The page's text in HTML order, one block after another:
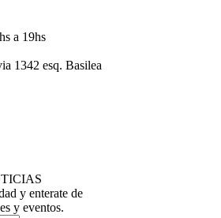
a 19hs
1342 esq. Basilea
y enterate de
y eventos.